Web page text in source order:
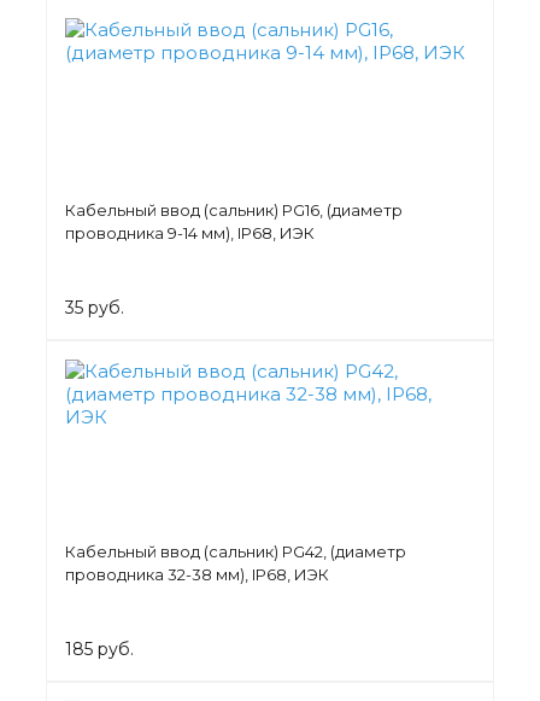
Кабельный ввод (сальник) PG16, (диаметр
проводника 9-14 мм), IP68, ИЭК
35 руб.
Кабельный ввод (сальник) PG42, (диаметр
проводника 32-38 мм), IP68, ИЭК
185 руб.